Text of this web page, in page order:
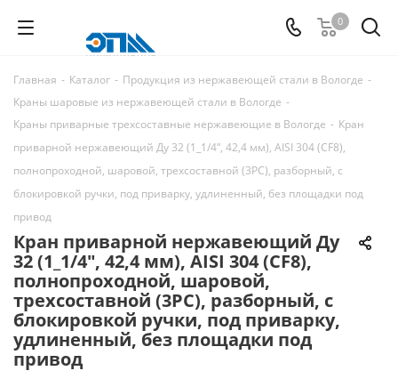
0
Главная - Каталог - Продукция из нержавеющей стали в Вологде -
Краны шаровые из нержавеющей стали в Вологде -
Краны приварные трехсоставные нержавеющие в Вологде - Кран
приварной нержавеющий Ду 32 (1_1/4ʺ, 42,4 мм), AISI 304 (CF8),
полнопроходной, шаровой, трехсоставной (3PC), разборный, с
блокировкой ручки, под приварку, удлиненный, без площадки под
привод
Кран приварной нержавеющий Ду
32 (1_1/4ʺ, 42,4 мм), AISI 304 (CF8),
полнопроходной, шаровой,
трехсоставной (3PC), разборный, с
блокировкой ручки, под приварку,
удлиненный, без площадки под
привод